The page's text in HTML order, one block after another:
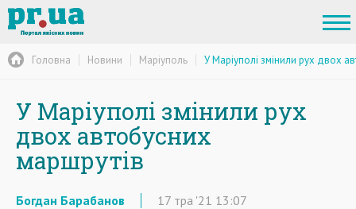
Головна Новини Маріуполь У Маріуполі змінили рух двох
У Маріуполі змінили рух
двох автобусних
маршрутів
Богдан Барабанов 17 тра '21 13:07